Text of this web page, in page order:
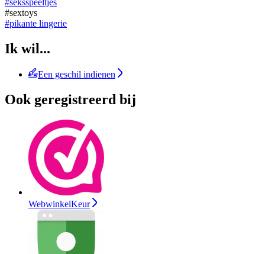
#sextoys
#pikante lingerie
Ik wil...
Een geschil indienen
Ook geregistreerd bij
WebwinkelKeur